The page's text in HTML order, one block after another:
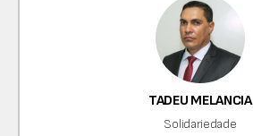
TADEU MELANCIA
Solidariedade